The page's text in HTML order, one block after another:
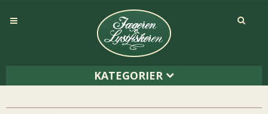
KATEGORIER